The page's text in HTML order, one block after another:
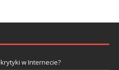
w Internecie?